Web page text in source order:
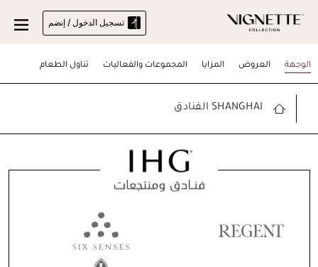
تسجيل الدخول / إنضم
الوجهة العروض المزايا المجموعات والفعاليات تناول الطعام
SHANGHAI الفنادق